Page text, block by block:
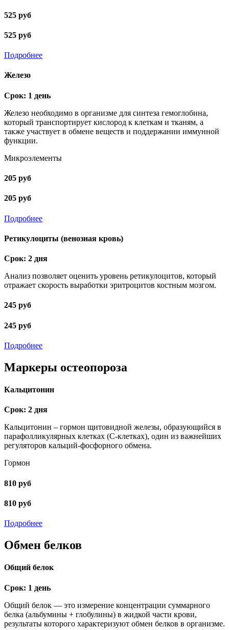
525 руб
525 руб
Подробнее
Железо
Срок: 1 день
Железо необходимо в организме для синтеза гемоглобина,
который транспортирует кислород к клеткам и тканям, а
также участвует в обмене веществ и поддержании иммунной
функции.
Микроэлементы
205 руб
205 руб
Подробнее
Ретикулоциты (венозная кровь)
Срок: 2 дня
Анализ позволяет оценить уровень ретикулоцитов, который
отражает скорость выработки эритроцитов костным мозгом.
245 руб
245 руб
Подробнее
Маркеры остеопороза
Кальцитонин
Срок: 2 дня
Кальцитонин – гормон щитовидной железы, образующийся в
парафолликулярных клетках (С-клетках), один из важнейших
регуляторов кальций-фосфорного обмена.
Гормон
810 руб
810 руб
Подробнее
Обмен белков
Общий белок
Срок: 1 день
Общий белок — это измерение концентрации суммарного
белка (альбумины + глобулины) в жидкой части крови,
результаты которого характеризуют обмен белков в организме.